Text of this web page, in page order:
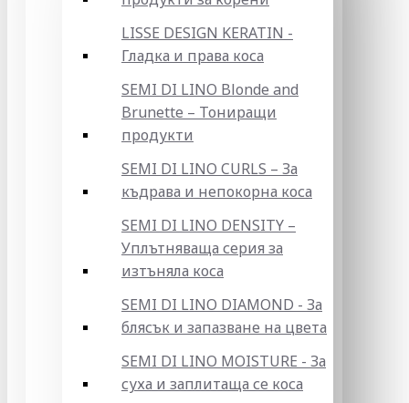
LISSE DESIGN KERATIN -
Гладка и права коса
SEMI DI LINO Blonde and
Brunette – Тониращи
продукти
SEMI DI LINO CURLS – За
къдрава и непокорна коса
SEMI DI LINO DENSITY –
Уплътняваща серия за
изтъняла коса
SEMI DI LINO DIAMOND - За
блясък и запазване на цвета
SEMI DI LINO MOISTURE - За
суха и заплитаща се коса